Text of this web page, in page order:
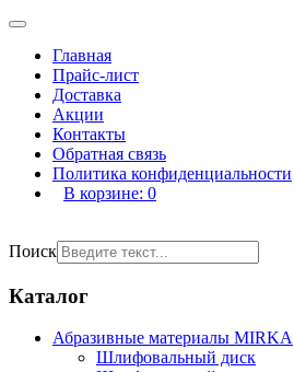
Главная
Прайс-лист
Доставка
Акции
Контакты
Обратная связь
Политика конфиденциальности
В корзине: 0
Поиск
Каталог
Абразивные материалы MIRKA
Шлифовальный диск